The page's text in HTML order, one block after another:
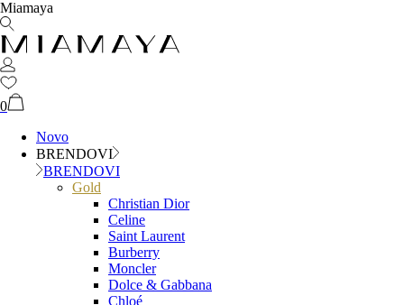
Miamaya
0
Novo
BRENDOVI
BRENDOVI
Gold
Christian Dior
Celine
Saint Laurent
Burberry
Moncler
Dolce & Gabbana
Chloé